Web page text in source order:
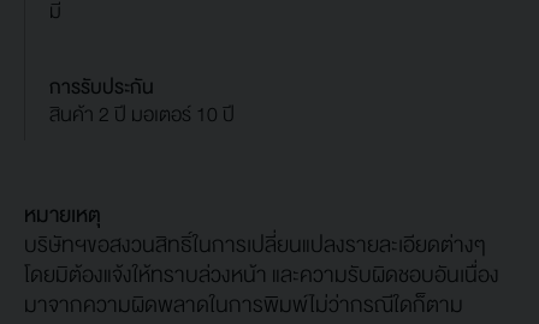
มี
การรับประกัน
สินค้า 2 ปี มอเตอร์ 10 ปี
หมายเหตุ
บริษัทฯขอสงวนสิทธิ์ในการเปลี่ยนแปลงรายละเอียดต่างๆ
โดยมิต้องแจ้งให้ทราบล่วงหน้า และความรับผิดชอบอันเนื่อง
มาจากความผิดพลาดในการพิมพ์ไม่ว่ากรณีใดก็ตาม